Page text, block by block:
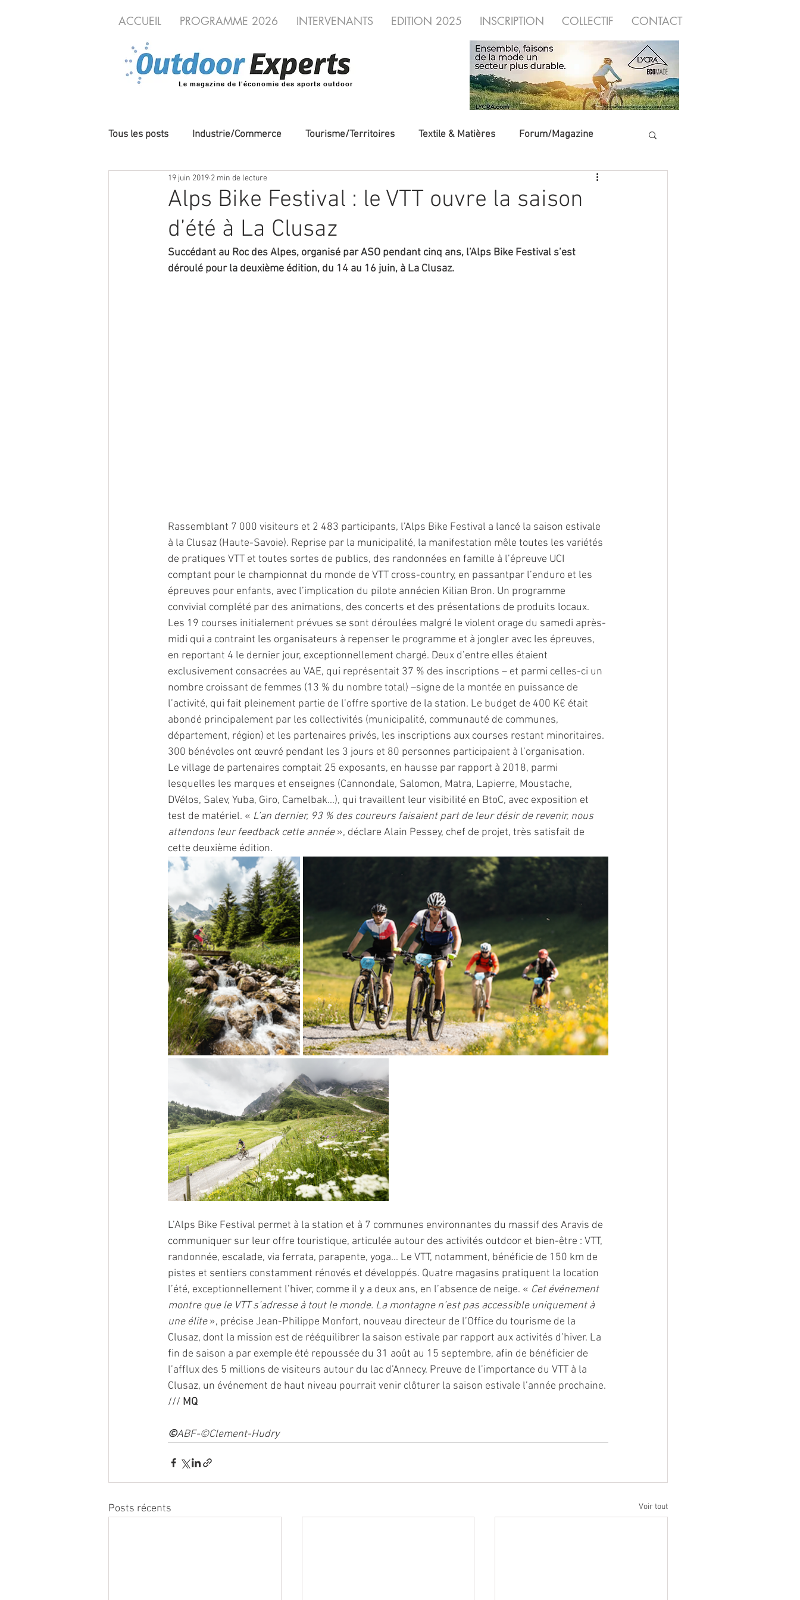
ACCUEIL PROGRAMME 2026 INTERVENANTS EDITION 2025 INSCRIPTION COLLECTIF CONTACT
Le magazine de l'économie des sports outdoor
Tous les posts Industrie/Commerce Tourisme/Territoires Textile & Matières Forum/Magazine
Cycles/VAE Produits/Nouveautés Salles d'escalade
Evénements Territoires outdoor Fédérations
Alps Bike Festival : le VTT ouvre la saison
d’été à La Clusaz
19 juin 2019 2 min de lecture
Succédant au Roc des Alpes, organisé par ASO pendant cinq ans, l’Alps Bike Festival s’est
déroulé pour la deuxième édition, du 14 au 16 juin, à La Clusaz.
Rassemblant 7 000 visiteurs et 2 483 participants, l’Alps Bike Festival a lancé la saison estivale
à la Clusaz (Haute-Savoie). Reprise par la municipalité, la manifestation mêle toutes les variétés
de pratiques VTT et toutes sortes de publics, des randonnées en famille à l’épreuve UCI
comptant pour le championnat du monde de VTT cross-country, en passantpar l’enduro et les
épreuves pour enfants, avec l’implication du pilote annécien Kilian Bron. Un programme
convivial complété par des animations, des concerts et des présentations de produits locaux.
Les 19 courses initialement prévues se sont déroulées malgré le violent orage du samedi après-
midi qui a contraint les organisateurs à repenser le programme et à jongler avec les épreuves,
en reportant 4 le dernier jour, exceptionnellement chargé. Deux d’entre elles étaient
exclusivement consacrées au VAE, qui représentait 37 % des inscriptions – et parmi celles-ci un
nombre croissant de femmes (13 % du nombre total) –signe de la montée en puissance de
l’activité, qui fait pleinement partie de l’offre sportive de la station. Le budget de 400 K€ était
abondé principalement par les collectivités (municipalité, communauté de communes,
département, région) et les partenaires privés, les inscriptions aux courses restant minoritaires.
300 bénévoles ont œuvré pendant les 3 jours et 80 personnes participaient à l’organisation.
Le village de partenaires comptait 25 exposants, en hausse par rapport à 2018, parmi
lesquelles les marques et enseignes (Cannondale, Salomon, Matra, Lapierre, Moustache,
DVélos, Salev, Yuba, Giro, Camelbak...), qui travaillent leur visibilité en BtoC, avec exposition et
test de matériel. « L’an dernier, 93 % des coureurs faisaient part de leur désir de revenir, nous
attendons leur feedback cette année », déclare Alain Pessey, chef de projet, très satisfait de
cette deuxième édition.
L’Alps Bike Festival permet à la station et à 7 communes environnantes du massif des Aravis de
communiquer sur leur offre touristique, articulée autour des activités outdoor et bien-être : VTT,
randonnée, escalade, via ferrata, parapente, yoga... Le VTT, notamment, bénéficie de 150 km de
pistes et sentiers constamment rénovés et développés. Quatre magasins pratiquent la location
l’été, exceptionnellement l’hiver, comme il y a deux ans, en l’absence de neige. « Cet événement
montre que le VTT s’adresse à tout le monde. La montagne n’est pas accessible uniquement à
une élite », précise Jean-Philippe Monfort, nouveau directeur de l’Office du tourisme de la
Clusaz, dont la mission est de rééquilibrer la saison estivale par rapport aux activités d’hiver. La
fin de saison a par exemple été repoussée du 31 août au 15 septembre, afin de bénéficier de
l’afflux des 5 millions de visiteurs autour du lac d’Annecy. Preuve de l’importance du VTT à la
Clusaz, un événement de haut niveau pourrait venir clôturer la saison estivale l’année prochaine.
/// MQ
©ABF-©Clement-Hudry
Posts récents Voir tout